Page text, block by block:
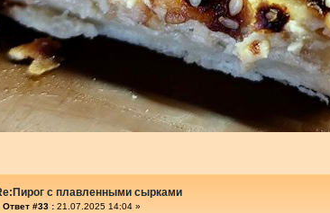
с плавленными сырками
Ответ #33 : 21.07.2025 14:04 »